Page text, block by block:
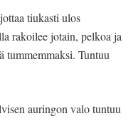
tiukasti ulos
rakoilee jotain, pelkoa ja
tummemmaksi. Tuntuu
auringon valo tuntuu